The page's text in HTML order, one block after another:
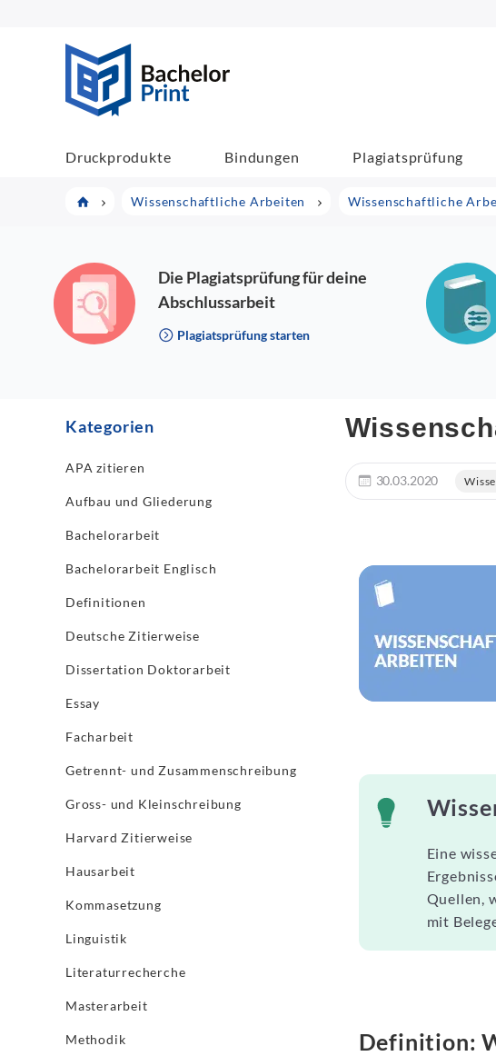
Druckprodukte Bindungen Plagiatsprüfung
Wissenschaftliche Arbeiten Wissenschaftliche
Die Plagiatsprüfung für deine
Abschlussarbeit
Plagiatsprüfung starten
Kategorien
APA zitieren
Aufbau und Gliederung
Bachelorarbeit
Bachelorarbeit Englisch
Definitionen
Deutsche Zitierweise
Dissertation Doktorarbeit
Essay
Facharbeit
Getrennt- und Zusammenschreibung
Gross- und Kleinschreibung
Harvard Zitierweise
Hausarbeit
Kommasetzung
Linguistik
Literaturrecherche
Masterarbeit
Methodik
30.03.2020
Eine
Quellen,
mit
Definition: